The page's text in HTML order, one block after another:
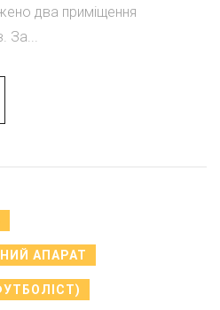
два приміщення
За...
АПАРАТ